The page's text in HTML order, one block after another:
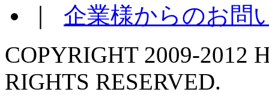
企業様からのお問
COPYRIGHT 2009-2012
RIGHTS RESERVED.